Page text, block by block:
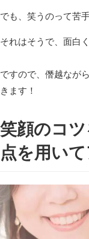
でも、笑うのって苦
それはそうで、面白
ですので、僭越なが
きます！
笑顔のコ
点を用い